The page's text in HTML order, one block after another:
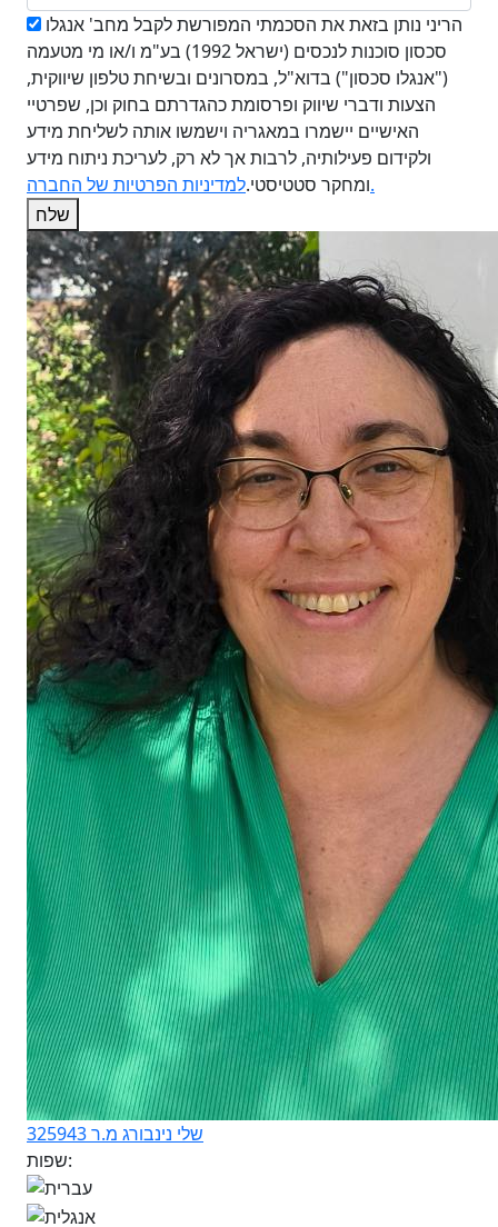
סכסון סוכנות לנכסים (ישראל 1992) בע"מ ו/או מי מטעמה
("אנגלו סכסון") בדוא"ל, במסרונים ובשיחת טלפון שיווקית,
הצעות ודברי שיווק ופרסומת כהגדרתם בחוק וכן, שפרטיי
האישיים יישמרו במאגריה וישמשו אותה לשליחת מידע
ולקידום פעילותיה, לרבות אך לא רק, לעריכת ניתוח מידע
ומחקר סטטיסטי.למדיניות הפרטיות של החברה.
שלח
שלי נינבורג מ.ר 325943
שפות: